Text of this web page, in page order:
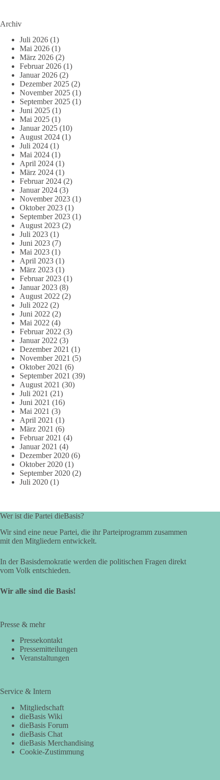
Archiv
Juli 2026 (1)
Mai 2026 (1)
März 2026 (2)
Februar 2026 (1)
Januar 2026 (2)
Dezember 2025 (2)
November 2025 (1)
September 2025 (1)
Juni 2025 (1)
Mai 2025 (1)
Januar 2025 (10)
August 2024 (1)
Juli 2024 (1)
Mai 2024 (1)
April 2024 (1)
März 2024 (1)
Februar 2024 (2)
Januar 2024 (3)
November 2023 (1)
Oktober 2023 (1)
September 2023 (1)
August 2023 (2)
Juli 2023 (1)
Juni 2023 (7)
Mai 2023 (1)
April 2023 (1)
März 2023 (1)
Februar 2023 (1)
Januar 2023 (8)
August 2022 (2)
Juli 2022 (2)
Juni 2022 (2)
Mai 2022 (4)
Februar 2022 (3)
Januar 2022 (3)
Dezember 2021 (1)
November 2021 (5)
Oktober 2021 (6)
September 2021 (39)
August 2021 (30)
Juli 2021 (21)
Juni 2021 (16)
Mai 2021 (3)
April 2021 (1)
März 2021 (6)
Februar 2021 (4)
Januar 2021 (4)
Dezember 2020 (6)
Oktober 2020 (1)
September 2020 (2)
Juli 2020 (1)
Wer ist die Partei dieBasis?
Wir sind eine neue Partei, die ihr Parteiprogramm zusammen
mit den Mitgliedern entwickelt.
In der Basisdemokratie werden die politischen Fragen direkt
vom Volk entschieden.
Wir alle sind die Basis!
Presse & mehr
Pressekontakt
Pressemitteilungen
Veranstaltungen
Service & Intern
Mitgliedschaft
dieBasis Wiki
dieBasis Forum
dieBasis Chat
dieBasis Merchandising
Cookie-Zustimmung